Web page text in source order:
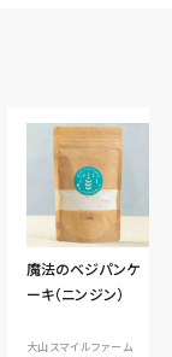
魔法のベジパンケ
ーキ（ニンジン）
大山スマイルファーム